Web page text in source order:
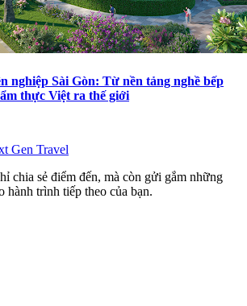
nghiệp Sài Gòn: Từ nền tảng nghề bếp
thực Việt ra thế giới
Gen Travel
chia sẻ điểm đến, mà còn gửi gắm những
hành trình tiếp theo của bạn.